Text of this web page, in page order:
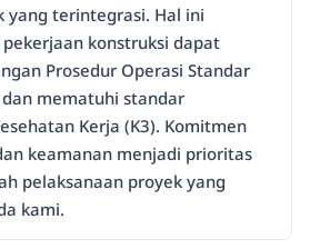
yang terintegrasi. Hal ini
konstruksi dapat
Prosedur Operasi Standar
dan mematuhi standar
Kerja (K3). Komitmen
keamanan menjadi prioritas
pelaksanaan proyek yang
kami.